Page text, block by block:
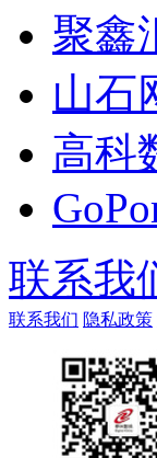
聚鑫
山石
高科
联系我
联系我们 隐私政策